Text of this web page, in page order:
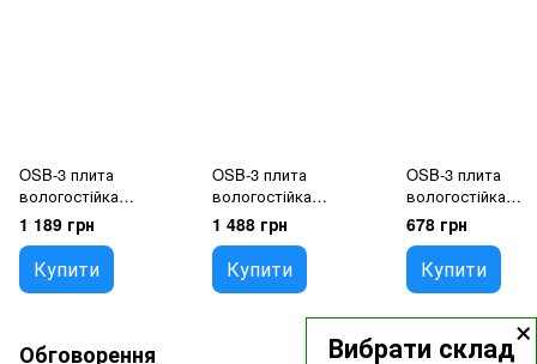
×
Вибрати склад
OSB-3 плита
вологостійка
2500x1250x18мм
1 189 грн
Купити
OSB-3 плита
вологостійка
2500x1250x22мм
1 488 грн
Купити
OSB-3 плита
вологостійка
2500x1250x10мм
678 грн
Купити
Обговорення